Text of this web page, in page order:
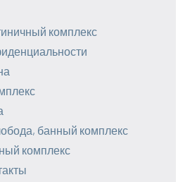
комплекс
банный комплекс
комплекс